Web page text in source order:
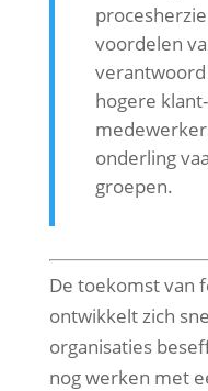
voordelen
hogere
onderling
groepen.
De toekomst van
ontwikkelt zich
organisaties
nog werken met